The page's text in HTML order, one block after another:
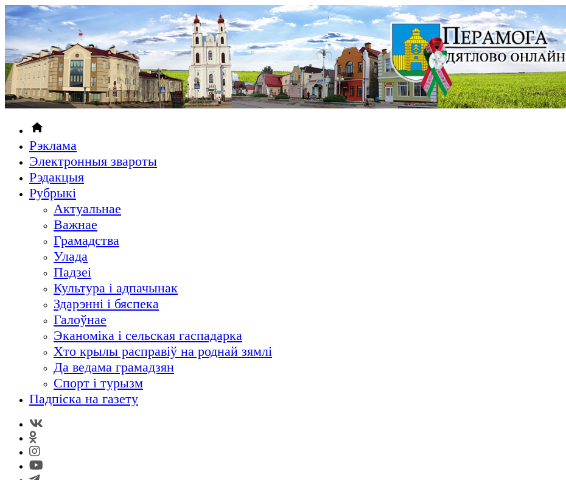
Рэклама
Электронныя звароты
Рэдакцыя
Рубрыкi
Актуальнае
Важнае
Грамадства
Улада
Падзеі
Культура і адпачынак
Здарэнні і бяспека
Галоўнае
Эканоміка і сельская гаспадарка
Хто крылы расправіў на роднай зямлі
Да ведама грамадзян
Спорт і турызм
Падпіска на газету